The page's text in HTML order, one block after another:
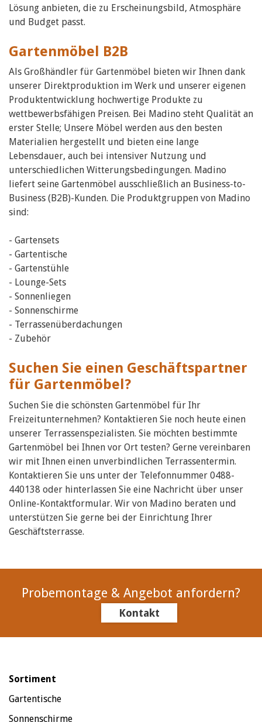
Lösung anbieten, die zu Erscheinungsbild, Atmosphäre
und Budget passt.
Gartenmöbel B2B
Als Großhändler für Gartenmöbel bieten wir Ihnen dank
unserer Direktproduktion im Werk und unserer eigenen
Produktentwicklung hochwertige Produkte zu
wettbewerbsfähigen Preisen. Bei Madino steht Qualität an
erster Stelle; Unsere Möbel werden aus den besten
Materialien hergestellt und bieten eine lange
Lebensdauer, auch bei intensiver Nutzung und
unterschiedlichen Witterungsbedingungen. Madino
liefert seine Gartenmöbel ausschließlich an Business-to-
Business (B2B)-Kunden. Die Produktgruppen von Madino
sind:
- Gartensets
- Gartentische
- Gartenstühle
- Lounge-Sets
- Sonnenliegen
- Sonnenschirme
- Terrassenüberdachungen
- Zubehör
Suchen Sie einen Geschäftspartner
für Gartenmöbel?
Suchen Sie die schönsten Gartenmöbel für Ihr
Freizeitunternehmen? Kontaktieren Sie noch heute einen
unserer Terrassenspezialisten. Sie möchten bestimmte
Gartenmöbel bei Ihnen vor Ort testen? Gerne vereinbaren
wir mit Ihnen einen unverbindlichen Terrassentermin.
Kontaktieren Sie uns unter der Telefonnummer 0488-
440138 oder hinterlassen Sie eine Nachricht über unser
Online-Kontaktformular. Wir von Madino beraten und
unterstützen Sie gerne bei der Einrichtung Ihrer
Geschäftsterrasse.
Probemontage & Angebot anfordern?
Kontakt
Sortiment
Gartentische
Sonnenschirme